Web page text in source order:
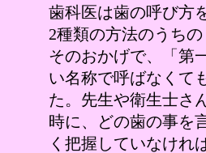
歯科医は歯の呼び方
2種類の方法のうち
そのおかげで、「第
い名称で呼ばなくて
た。先生や衛生士さ
時に、どの歯の事を
く把握していなけれ